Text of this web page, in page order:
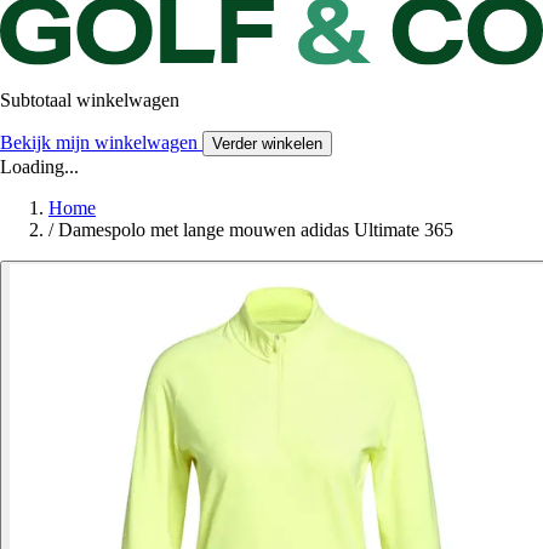
Subtotaal winkelwagen
Bekijk mijn winkelwagen Verder winkelen
Loading...
Home
/ Damespolo met lange mouwen adidas Ultimate 365